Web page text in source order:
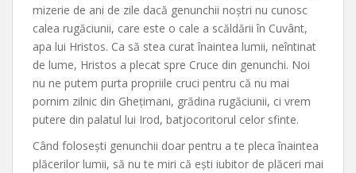
mizerie de ani de zile dacă genunchii noștri nu cunosc
calea rugăciunii, care este o cale a scăldării în Cuvânt,
apa lui Hristos. Ca să stea curat înaintea lumii, neîntinat
de lume, Hristos a plecat spre Cruce din genunchi. Noi
nu ne putem purta propriile cruci pentru că nu mai
pornim zilnic din Ghețimani, grădina rugăciunii, ci vrem
putere din palatul lui Irod, batjocoritorul celor sfinte.
Când folosești genunchii doar pentru a te pleca înaintea
plăcerilor lumii, să nu te miri că ești iubitor de plăceri mai